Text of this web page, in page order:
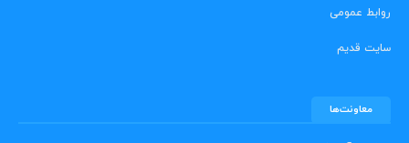
روابط عمومی
سایت قدیم
معاونت‌ها